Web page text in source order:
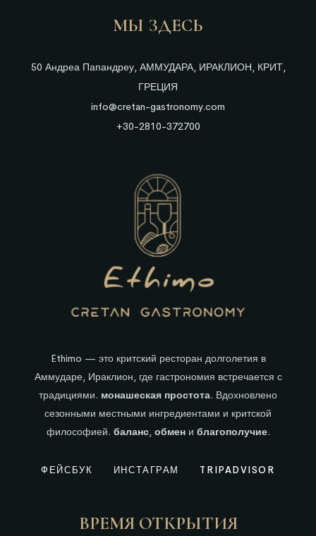
МЫ ЗДЕСЬ
50 Андреа Папандреу, АММУДАРА, ИРАКЛИОН, КРИТ,
ГРЕЦИЯ
info@cretan-gastronomy.com
+30-2810-372700
Ethimo — это критский ресторан долголетия в
Аммударе, Ираклион, где гастрономия встречается с
традициями. монашеская простота. Вдохновлено
сезонными местными ингредиентами и критской
философией. баланс, обмени благополучие.
ФЕЙСБУК ИНСТАГРАМ TRIPADVISOR
ВРЕМЯ ОТКРЫТИЯ